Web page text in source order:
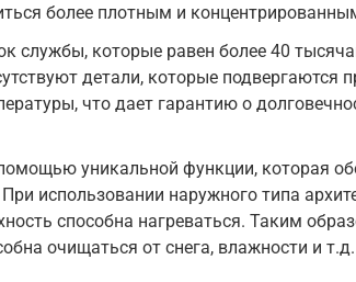
более плотным и
службы, которые равен более 40
детали, которые подвергаются
что дает гарантию о
уникальной функции, которая
использовании наружного типа
способна нагреваться. Таким
очищаться от снега, влажности и т.д.